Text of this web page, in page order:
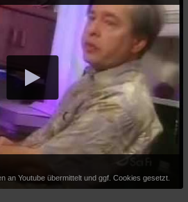
an Youtube übermittelt und ggf. Cookies gesetzt.